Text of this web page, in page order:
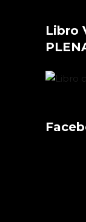
Libro